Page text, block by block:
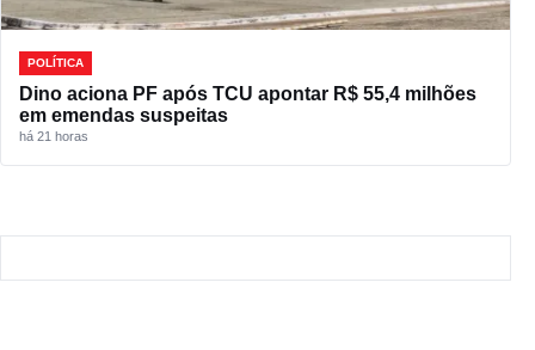
POLÍTICA
Dino aciona PF após TCU apontar R$ 55,4 milhões
em emendas suspeitas
há 21 horas